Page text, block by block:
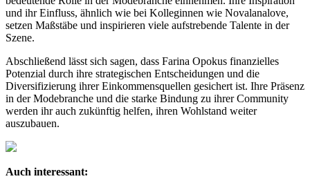
und ihr Einfluss, ähnlich wie bei Kolleginnen wie Novalanalove,
setzen Maßstäbe und inspirieren viele aufstrebende Talente in der
Szene.
Abschließend lässt sich sagen, dass Farina Opokus finanzielles
Potenzial durch ihre strategischen Entscheidungen und die
Diversifizierung ihrer Einkommensquellen gesichert ist. Ihre Präsenz
in der Modebranche und die starke Bindung zu ihrer Community
werden ihr auch zukünftig helfen, ihren Wohlstand weiter
auszubauen.
Auch interessant: